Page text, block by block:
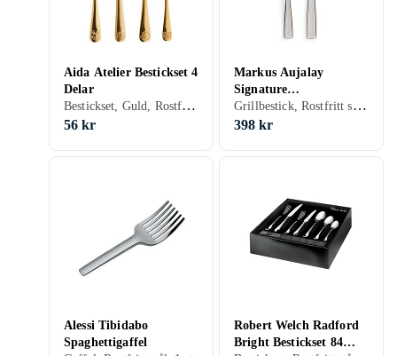
Aida Atelier Bestickset 4
Delar
Bestickset, Guld, Rostfritt stål, 4 st, Tål maskindisk, För barn
56 kr
Markus Aujalay
Signature
Grillbestickset 12 DelarGrillbestick, Rostfritt stål, 12 st
398 kr
Alessi Tibidabo
Spaghettigaffel
Robert Welch Radford
Bright Bestickset 84